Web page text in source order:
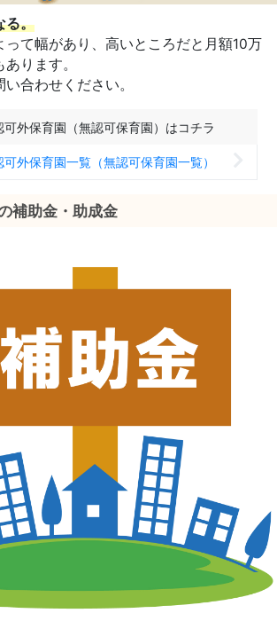
る。
って幅があり、高いところだと月額10万
ります。
合わせください。
可外保育園（無認可保育園）はコチラ
外保育園一覧（無認可保育園一覧）
補助金・助成金